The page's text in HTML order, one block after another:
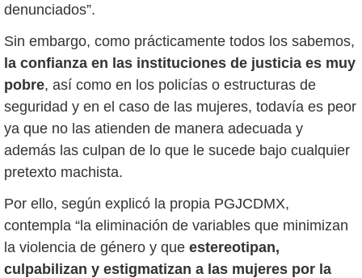
denunciados”.
Sin embargo, como prácticamente todos los sabemos,
la confianza en las instituciones de justicia es muy
pobre, así como en los policías o estructuras de
seguridad y en el caso de las mujeres, todavía es peor
ya que no las atienden de manera adecuada y
además las culpan de lo que le sucede bajo cualquier
pretexto machista.
Por ello, según explicó la propia PGJCDMX,
contempla “la eliminación de variables que minimizan
la violencia de género y que estereotipan,
culpabilizan y estigmatizan a las mujeres por la